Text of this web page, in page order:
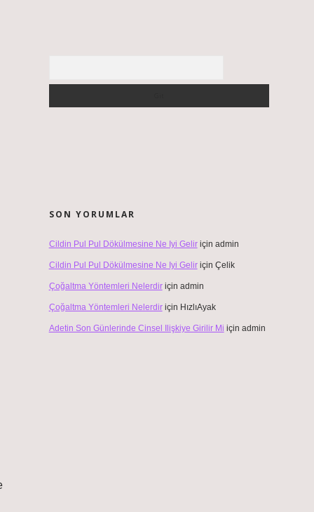
SON YORUMLAR
Cildin Pul Pul Dökülmesine Ne Iyi Geliriçin admin
Cildin Pul Pul Dökülmesine Ne Iyi Geliriçin Çelik
Çoğaltma Yöntemleri Nelerdiriçin admin
Çoğaltma Yöntemleri Nelerdiriçin HızlıAyak
Adetin Son Günlerinde Cinsel Ilişkiye Girilir Mi için admin